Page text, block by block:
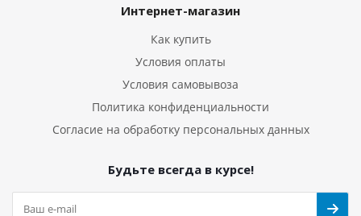
Интернет-магазин
Как купить
Условия оплаты
Условия самовывоза
Политика конфиденциальности
Согласие на обработку персональных данных
Будьте всегда в курсе!